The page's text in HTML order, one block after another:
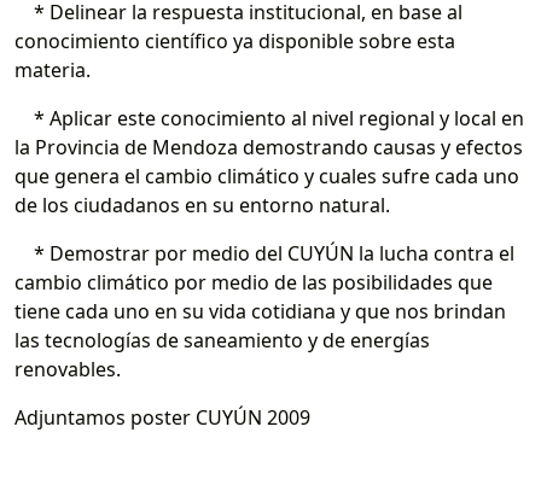
* Delinear la respuesta institucional, en base al
conocimiento científico ya disponible sobre esta
materia.
* Aplicar este conocimiento al nivel regional y local en
la Provincia de Mendoza demostrando causas y efectos
que genera el cambio climático y cuales sufre cada uno
de los ciudadanos en su entorno natural.
* Demostrar por medio del CUYÚN la lucha contra el
cambio climático por medio de las posibilidades que
tiene cada uno en su vida cotidiana y que nos brindan
las tecnologías de saneamiento y de energías
renovables.
Adjuntamos poster CUYÚN 2009